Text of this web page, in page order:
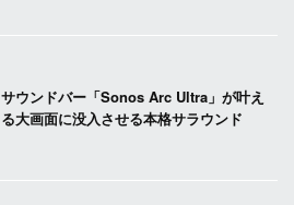
サウンドバー「Sonos Arc Ultra」が叶え
る大画面に没入させる本格サラウンド